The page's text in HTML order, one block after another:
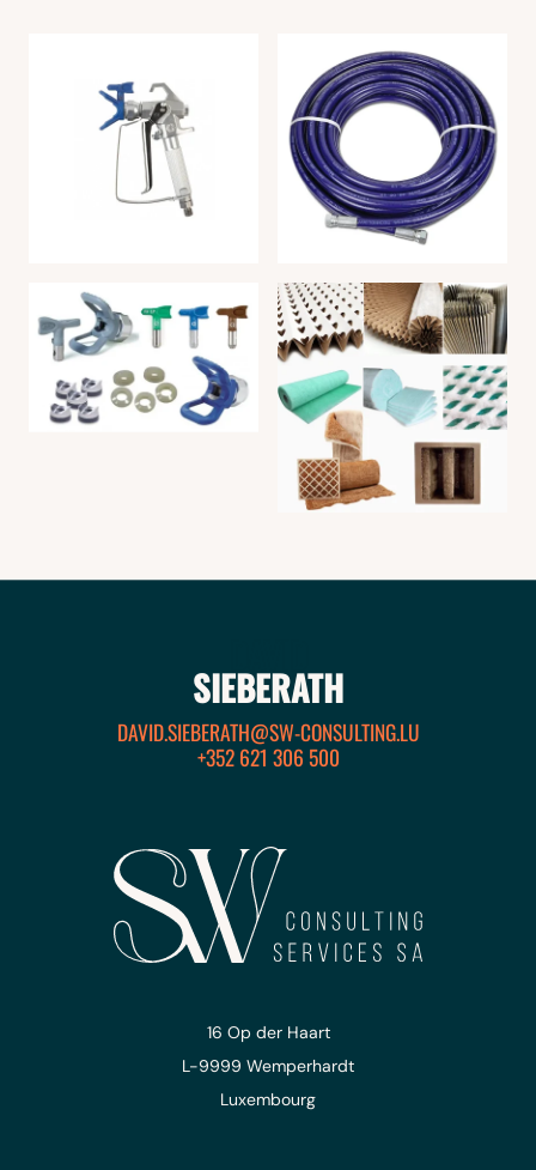
SIEBERATH
DAVID.SIEBERATH@SW-CONSULTING.LU
+352 621 306 500
16 Op der Haart
L-9999 Wemperhardt
Luxembourg